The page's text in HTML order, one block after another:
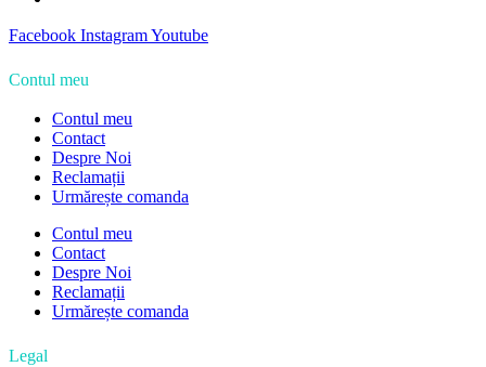
Facebook InstagramYoutube
Contul meu
Contul meu
Contact
Despre Noi
Reclamații
Urmărește comanda
Contul meu
Contact
Despre Noi
Reclamații
Urmărește comanda
Legal